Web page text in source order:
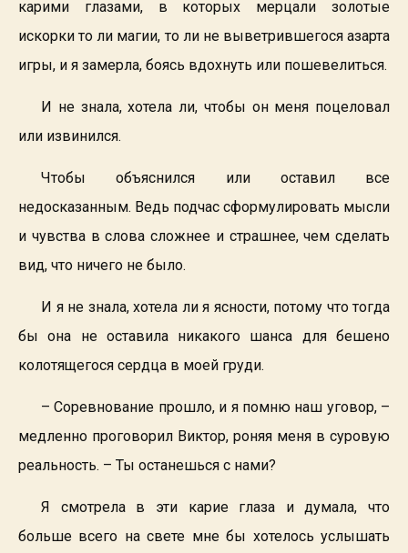
карими глазами, в которых мерцали золотые
искорки то ли магии, то ли не выветрившегося азарта
игры, и я замерла, боясь вдохнуть или пошевелиться.
И не знала, хотела ли, чтобы он меня поцеловал
или извинился.
Чтобы объяснился или оставил все
недосказанным. Ведь подчас сформулировать мысли
и чувства в слова сложнее и страшнее, чем сделать
вид, что ничего не было.
И я не знала, хотела ли я ясности, потому что тогда
бы она не оставила никакого шанса для бешено
колотящегося сердца в моей груди.
– Соревнование прошло, и я помню наш уговор, –
медленно проговорил Виктор, роняя меня в суровую
реальность. – Ты останешься с нами?
Я смотрела в эти карие глаза и думала, что
больше всего на свете мне бы хотелось услышать